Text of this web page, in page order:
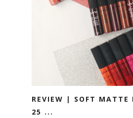
REVIEW | SOFT MATTE
25 ...